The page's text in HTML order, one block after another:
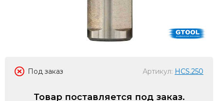
Под заказ Артикул: HCS.250
Товар поставляется под заказ.